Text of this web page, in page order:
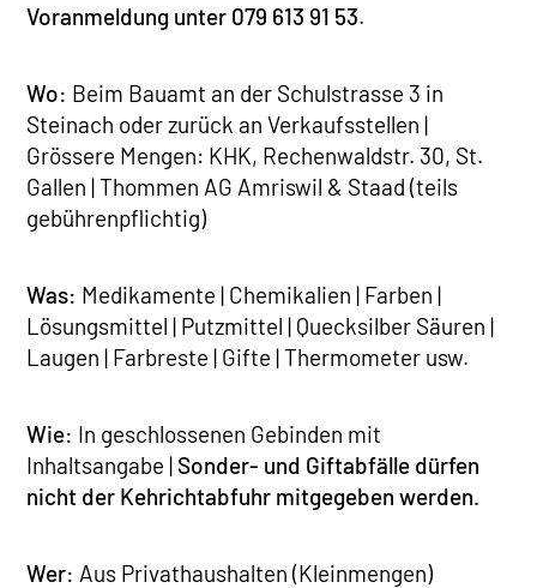
Voranmeldung unter 079 613 91 53.
Wo: Beim Bauamt an der Schulstrasse 3 in
Steinach oder zurück an Verkaufsstellen |
Grössere Mengen: KHK, Rechenwaldstr. 30, St.
Gallen | Thommen AG Amriswil & Staad (teils
gebührenpflichtig)
Was: Medikamente | Chemikalien | Farben |
Lösungsmittel | Putzmittel | Quecksilber Säuren |
Laugen | Farbreste | Gifte | Thermometer usw.
Wie: In geschlossenen Gebinden mit
Inhaltsangabe | Sonder- und Giftabfälle dürfen
nicht der Kehrichtabfuhr mitgegeben werden.
Wer: Aus Privathaushalten (Kleinmengen)